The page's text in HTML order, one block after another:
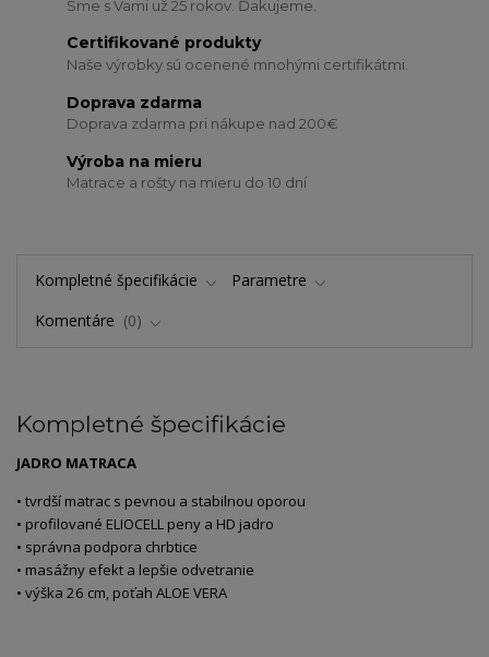
Sme s Vami už 25 rokov. Ďakujeme.
Certifikované produkty
Naše výrobky sú ocenené mnohými certifikátmi.
Doprava zdarma
Doprava zdarma pri nákupe nad 200€
Výroba na mieru
Matrace a rošty na mieru do 10 dní
Kompletné špecifikácie
Parametre
Komentáre
0
Kompletné špecifikácie
JADRO MATRACA
• tvrdší matrac s pevnou a stabilnou oporou
• profilované ELIOCELL peny a HD jadro
• správna podpora chrbtice
• masážny efekt a lepšie odvetranie
• výška 26 cm, poťah ALOE VERA